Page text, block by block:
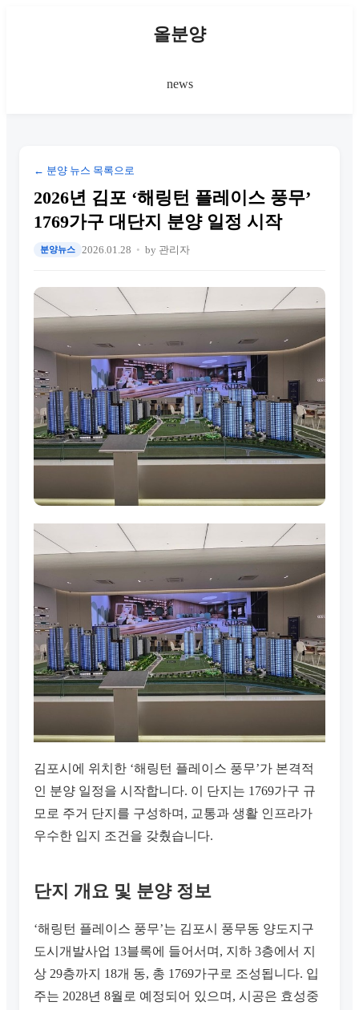
올분양
news
← 분양 뉴스 목록으로
2026년 김포 ‘해링턴 플레이스 풍무’
1769가구 대단지 분양 일정 시작
분양뉴스 2026.01.28 by 관리자
김포시에 위치한 ‘해링턴 플레이스 풍무’가 본격적
인 분양 일정을 시작합니다. 이 단지는 1769가구 규
모로 주거 단지를 구성하며, 교통과 생활 인프라가
우수한 입지 조건을 갖췄습니다.
단지 개요 및 분양 정보
‘해링턴 플레이스 풍무’는 김포시 풍무동 양도지구
도시개발사업 13블록에 들어서며, 지하 3층에서 지
상 29층까지 18개 동, 총 1769가구로 조성됩니다. 입
주는 2028년 8월로 예정되어 있으며, 시공은 효성중